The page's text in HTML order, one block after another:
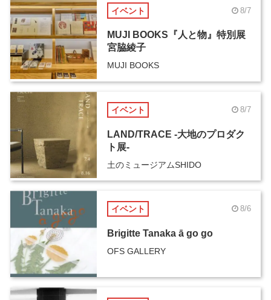
イベント 8/7
MUJI BOOKS『人と物』特別展
宮脇綾子
MUJI BOOKS
イベント 8/7
LAND/TRACE -大地のプロダク
ト展-
土のミュージアムSHIDO
イベント 8/6
Brigitte Tanaka ā go go
OFS GALLERY